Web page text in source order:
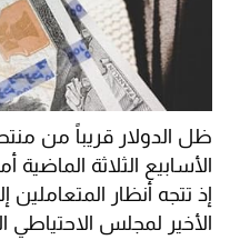
ظل الدولار قريباً من
الأسابيع الثلاثة الماضية
إذ تتجه أنظار
الأخير لمجلس الاحتياطي